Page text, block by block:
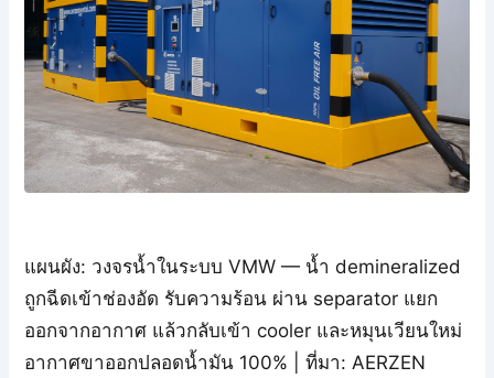
แผนผัง: วงจรน้ำในระบบ VMW — น้ำ demineralized
ถูกฉีดเข้าช่องอัด รับความร้อน ผ่าน separator แยก
ออกจากอากาศ แล้วกลับเข้า cooler และหมุนเวียนใหม่
อากาศขาออกปลอดน้ำมัน 100% | ที่มา: AERZEN